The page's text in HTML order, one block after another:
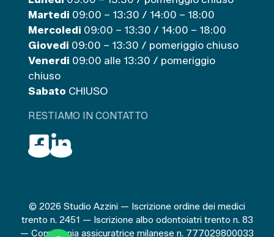
Martedi 09:00 – 13:30 / 14:00 – 18:00
Mercoledi 09:00 – 13:30 / 14:00 – 18:00
Giovedi 09:00 – 13:30 / pomeriggio chiuso
Venerdi 09:00 alle 13:30 / pomeriggio
chiuso
Sabato CHIUSO
RESTIAMO IN CONTATTO
© 2026 Studio Azzini — Iscrizione ordine dei medici
trento n. 2451 — Iscrizione albo odontoiatri trento n. 83
— Compagnia assicuratrice milanese n. 777029800033